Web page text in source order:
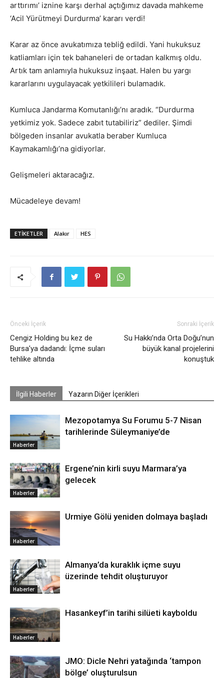
arttırımı’ iznine karşı derhal açtığımız davada mahkeme
‘Acil Yürütmeyi Durdurma’ kararı verdi!
Karar az önce avukatımıza tebliğ edildi. Yani hukuksuz
katliamları için tek bahaneleri de ortadan kalkmış oldu.
Artık tam anlamıyla hukuksuz inşaat. Halen bu yargı
kararlarını uygulayacak yetkilileri bulamadık.
Kumluca Jandarma Komutanlığı’nı aradık. “Durdurma
yetkimiz yok. Sadece zabıt tutabiliriz” dediler. Şimdi
bölgeden insanlar avukatla beraber Kumluca
Kaymakamlığı’na gidiyorlar.
Gelişmeleri aktaracağız.
Mücadeleye devam!
ETIKETLER Alakır HES
Önceki İçerik
Cengiz Holding bu kez de
Bursa’ya dadandı: İçme suları
tehlike altında
Sonraki İçerik
Su Hakkı’nda Orta Doğu’nun
büyük kanal projelerini
konuştuk
İlgili Haberler Yazarın Diğer İçerikleri
Haberler
Mezopotamya Su Forumu 5-7 Nisan
tarihlerinde Süleymaniye’de
Haberler
Ergene’nin kirli suyu Marmara’ya
gelecek
Haberler
Urmiye Gölü yeniden dolmaya başladı
Haberler
Almanya’da kuraklık içme suyu
üzerinde tehdit oluşturuyor
Haberler
Hasankeyf’in tarihi silüeti kayboldu
JMO: Dicle Nehri yatağında ‘tampon
bölge’ oluşturulsun